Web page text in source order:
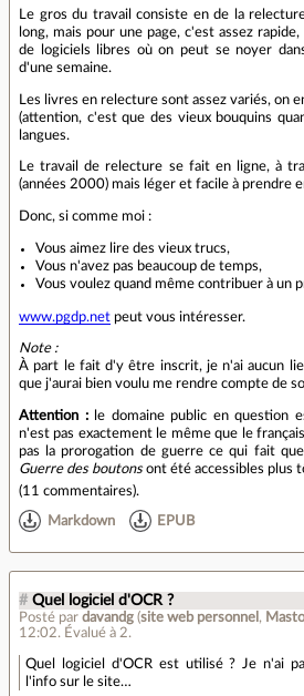
Le gros du travail consiste en de la
long, mais pour une page, c'est assez
de logiciels libres où on peut se noyer
d'une semaine.
Les livres en relecture sont assez variés, on
(attention, c'est que des vieux bouquins
langues.
Le travail de relecture se fait en ligne, à
(années 2000) mais léger et facile à prendre
Donc, si comme moi :
Vous aimez lire des vieux trucs,
Vous n'avez pas beaucoup de temps,
Vous voulez quand même contribuer à un
www.pgdp.net peut vous intéresser.
Note :
À part le fait d'y être inscrit, je n'ai aucun
que j'aurai bien voulu me rendre compte de
Attention :le domaine public en question
n'est pas exactement le même que le
pas la prorogation de guerre ce qui fait que
Guerre des boutonsont été accessibles plus
(11 commentaires).
Markdown EPUB
# Quel logiciel d'OCR ?
Posté par davandg (site web personnel ,
12:02. Évalué à 2.
Quel logiciel d'OCR est utilisé ? Je n'ai
l'info sur le site…